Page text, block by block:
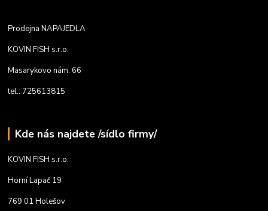
Prodejna NAPAJEDLA
KOVIN FISH s.r.o.
Masarykovo nám. 66
tel.: 725613815
Kde nás najdete /sídlo firmy/
KOVIN FISH s.r.o.
Horní Lapač 19
769 01 Holešov